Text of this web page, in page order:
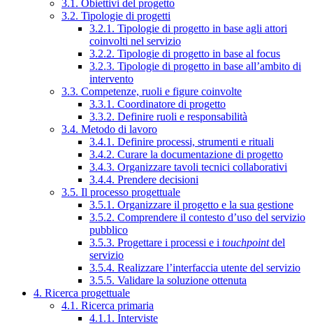
3.1. Obiettivi del progetto
3.2. Tipologie di progetti
3.2.1. Tipologie di progetto in base agli attori
coinvolti nel servizio
3.2.2. Tipologie di progetto in base al focus
3.2.3. Tipologie di progetto in base all’ambito di
intervento
3.3. Competenze, ruoli e figure coinvolte
3.3.1. Coordinatore di progetto
3.3.2. Definire ruoli e responsabilità
3.4. Metodo di lavoro
3.4.1. Definire processi, strumenti e rituali
3.4.2. Curare la documentazione di progetto
3.4.3. Organizzare tavoli tecnici collaborativi
3.4.4. Prendere decisioni
3.5. Il processo progettuale
3.5.1. Organizzare il progetto e la sua gestione
3.5.2. Comprendere il contesto d’uso del servizio
pubblico
3.5.3. Progettare i processi e i touchpointdel
servizio
3.5.4. Realizzare l’interfaccia utente del servizio
3.5.5. Validare la soluzione ottenuta
4. Ricerca progettuale
4.1. Ricerca primaria
4.1.1. Interviste